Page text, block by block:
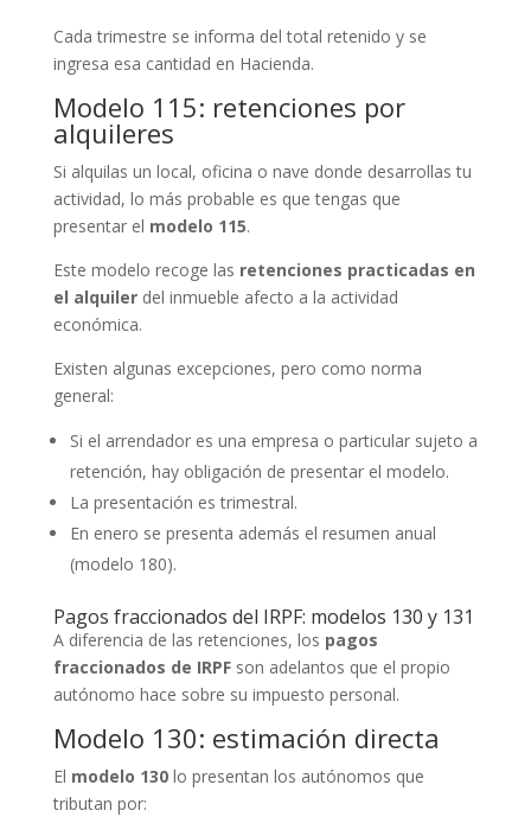
Cada trimestre se informa del total retenido y se
ingresa esa cantidad en Hacienda.
Modelo 115: retenciones por
alquileres
Si alquilas un local, oficina o nave donde desarrollas tu
actividad, lo más probable es que tengas que
presentar el modelo 115.
Este modelo recoge las retenciones practicadas en
el alquilerdel inmueble afecto a la actividad
económica.
Existen algunas excepciones, pero como norma
general:
Si el arrendador es una empresa o particular sujeto a
retención, hay obligación de presentar el modelo.
La presentación es trimestral.
En enero se presenta además el resumen anual
(modelo 180).
Pagos fraccionados del IRPF: modelos 130 y 131
A diferencia de las retenciones, los pagos
fraccionados de IRPFson adelantos que el propio
autónomo hace sobre su impuesto personal.
Modelo 130: estimación directa
El modelo 130lo presentan los autónomos que
tributan por: